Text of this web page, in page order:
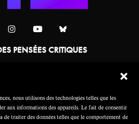
nous utilisons des technologies telles que les
aux informations des appareils. Le fait de consentir
de traiter des données telles que le comportement de
PENSÉES CRITIQUES